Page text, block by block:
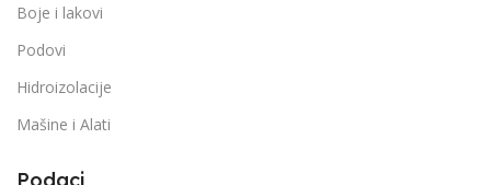
Boje i lakovi
Podovi
Hidroizolacije
Mašine i Alati
Podaci